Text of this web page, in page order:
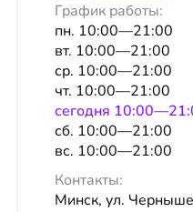
График работы:
пн. 10:00—21:00
вт. 10:00—21:00
ср. 10:00—21:00
чт. 10:00—21:00
сeгодня
сб. 10:00—21:00
вс. 10:00—21:00
Контакты:
Минск, ул.